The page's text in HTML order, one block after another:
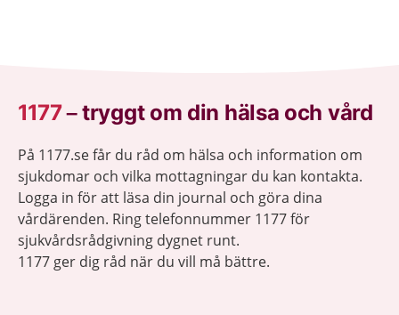
1177–tryggt om din hälsa och vård
På 1177.se får du råd om hälsa och information om
sjukdomar och vilka mottagningar du kan kontakta.
Logga in för att läsa din journal och göra dina
vårdärenden. Ring telefonnummer 1177 för
sjukvårdsrådgivning dygnet runt.
1177 ger dig råd när du vill må bättre.